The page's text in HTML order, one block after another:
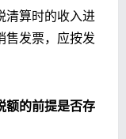
清算时的收入进
售发票，应按发
额的前提是否存